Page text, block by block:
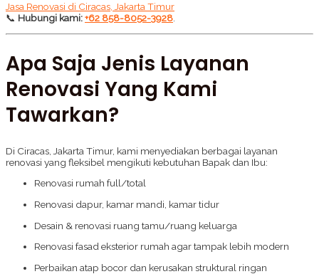
Jasa Renovasi di Ciracas, Jakarta Timur
📞 Hubungi kami:+62 858-8052-3928.
Apa Saja Jenis Layanan
Renovasi Yang Kami
Tawarkan?
Di Ciracas, Jakarta Timur, kami menyediakan berbagai layanan
renovasi yang fleksibel mengikuti kebutuhan Bapak dan Ibu:
Renovasi rumah full/total
Renovasi dapur, kamar mandi, kamar tidur
Desain & renovasi ruang tamu/ruang keluarga
Renovasi fasad eksterior rumah agar tampak lebih modern
Perbaikan atap bocor dan kerusakan struktural ringan